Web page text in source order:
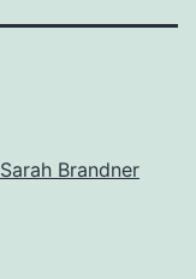
Sarah Brandner